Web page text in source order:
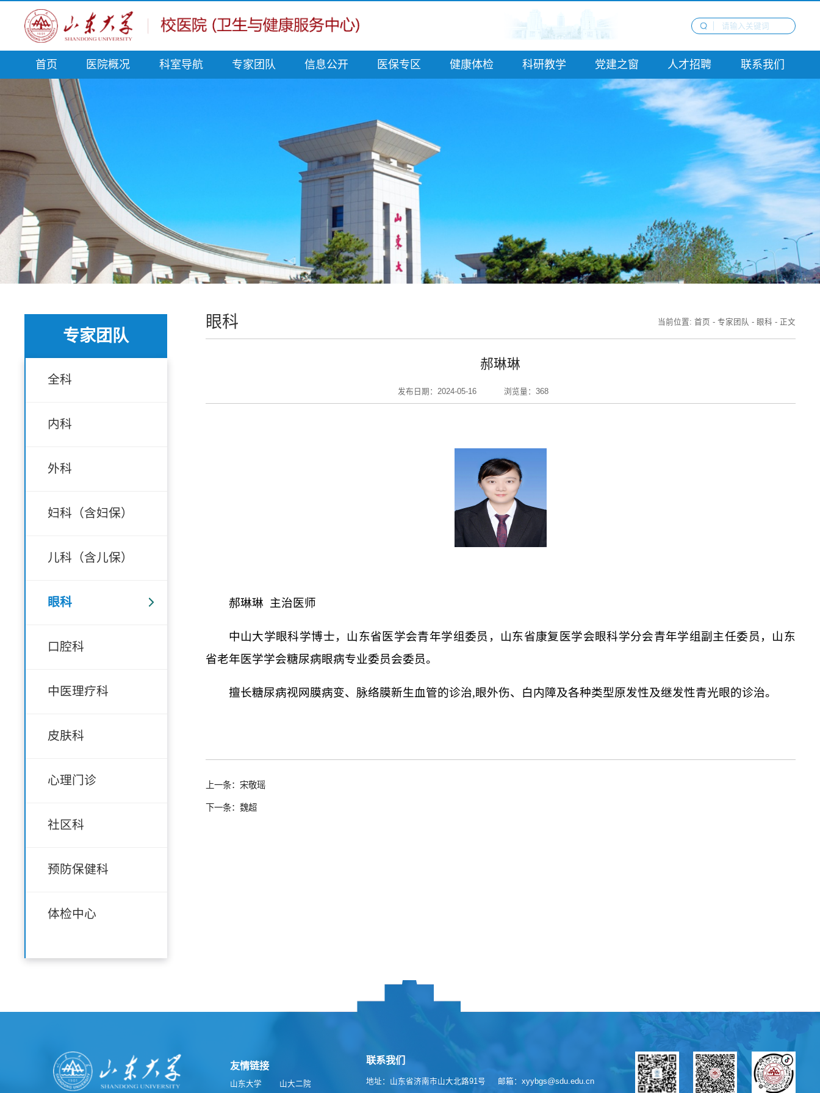
首页 医院概况 科室导航 专家团队 信息公开 医保专区 健康体检 科研教学 党建之窗 人才招聘 联系我们
专家团队
全科
内科
外科
妇科（含妇保）
儿科（含儿保）
眼科
口腔科
中医理疗科
皮肤科
心理门诊
社区科
预防保健科
体检中心
眼科 当前位置: 首页 - 专家团队 - 眼科 - 正文
郝琳琳
发布日期：2024-05-16 浏览量： 368
郝琳琳 主治医师
中山大学眼科学博士，山东省医学会青年学组委员，山东省康复医学会眼科学分会青年学组副主任委员，山东
省老年医学学会糖尿病眼病专业委员会委员。
擅长糖尿病视网膜病变、脉络膜新生血管的诊治,眼外伤、白内障及各种类型原发性及继发性青光眼的诊治。
上一条：宋敬瑶
下一条：魏超
友情链接
山东大学 山大二院
联系我们
地址：山东省济南市山大北路91号 邮箱：xyybgs@sdu.edu.cn